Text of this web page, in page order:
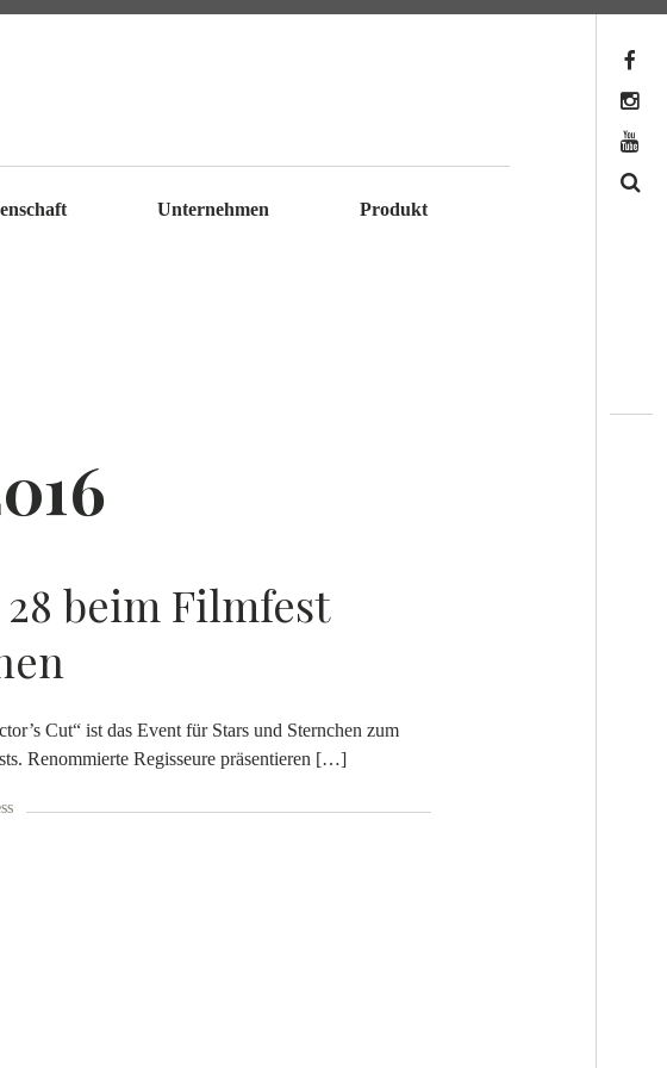
Unternehmen Produkt
28 beim Filmfest
Cut“ ist das Event für Stars und Sternchen zum
Renommierte Regisseure präsentieren […]